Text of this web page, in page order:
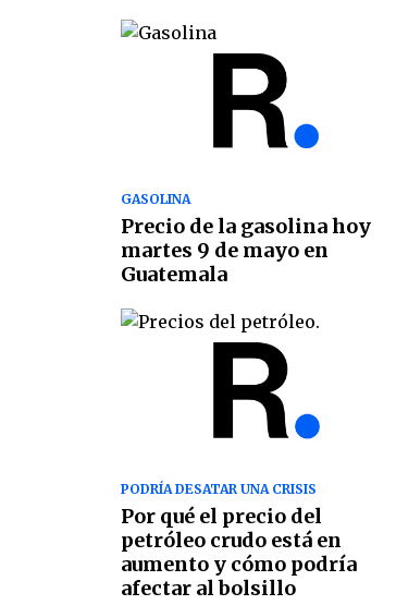
GASOLINA
Precio de la gasolina hoy
martes 9 de mayo en
Guatemala
PODRÍA DESATAR UNA CRISIS
Por qué el precio del
petróleo crudo está en
aumento y cómo podría
afectar al bolsillo